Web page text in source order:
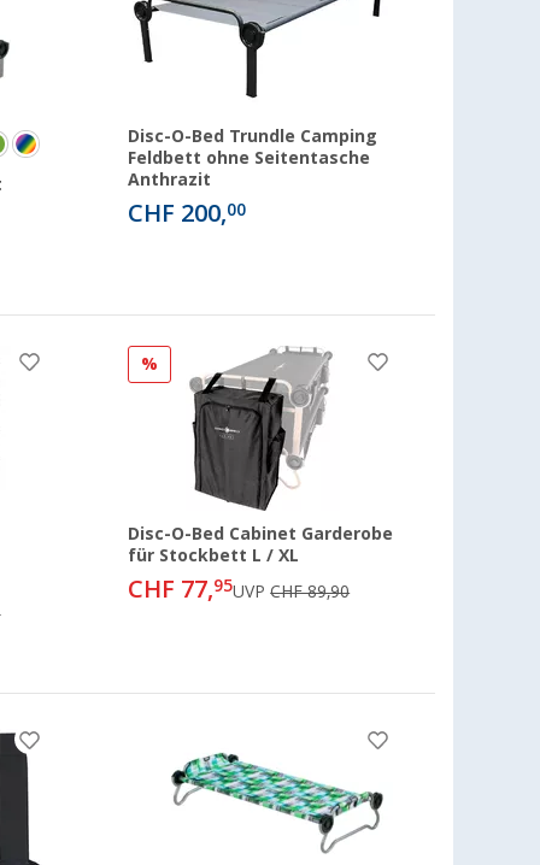
Disc-O-Bed Trundle Camping
Feldbett ohne Seitentasche
Anthrazit
CHF 200,00
%
Disc-O-Bed Cabinet Garderobe
für Stockbett L / XL
CHF 77,95UVPCHF 89,90